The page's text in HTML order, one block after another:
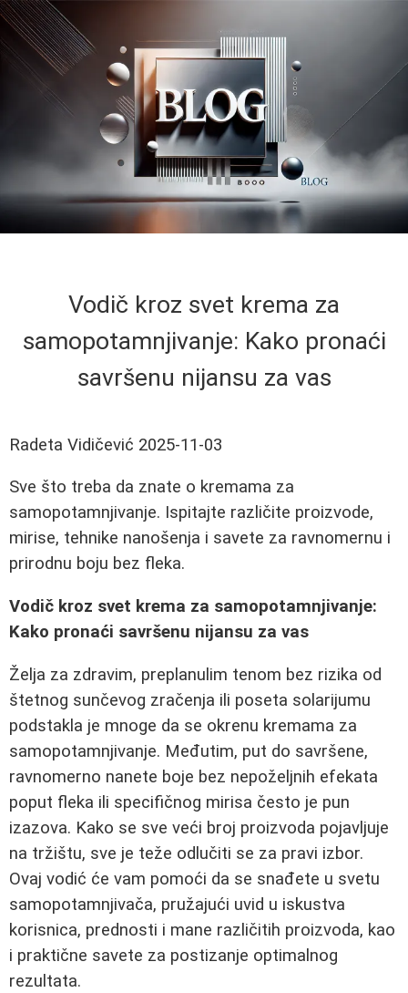
Vodič kroz svet krema za
samopotamnjivanje: Kako pronaći
savršenu nijansu za vas
Radeta Vidičević 2025-11-03
Sve što treba da znate o kremama za
samopotamnjivanje. Ispitajte različite proizvode,
mirise, tehnike nanošenja i savete za ravnomernu i
prirodnu boju bez fleka.
Vodič kroz svet krema za samopotamnjivanje:
Kako pronaći savršenu nijansu za vas
Želja za zdravim, preplanulim tenom bez rizika od
štetnog sunčevog zračenja ili poseta solarijumu
podstakla je mnoge da se okrenu kremama za
samopotamnjivanje. Međutim, put do savršene,
ravnomerno nanete boje bez nepoželjnih efekata
poput fleka ili specifičnog mirisa često je pun
izazova. Kako se sve veći broj proizvoda pojavljuje
na tržištu, sve je teže odlučiti se za pravi izbor.
Ovaj vodić će vam pomoći da se snađete u svetu
samopotamnjivača, pružajući uvid u iskustva
korisnica, prednosti i mane različitih proizvoda, kao
i praktične savete za postizanje optimalnog
rezultata.